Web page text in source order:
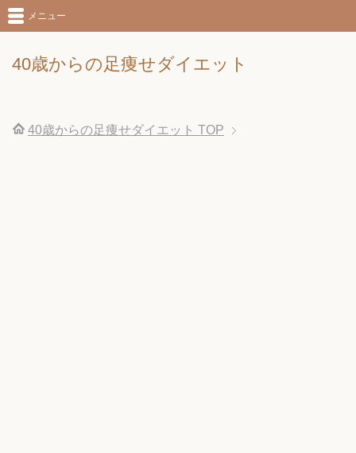
40歳からの足痩せダイエット
メニュー
40歳からの足痩せダイエット TOP